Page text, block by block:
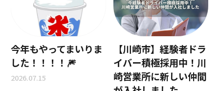
今年もやってまいりま
した！！！！🎆
2026.07.15
【川崎市】経験者ドラ
イバー積極採用中！川
崎営業所に新しい仲間